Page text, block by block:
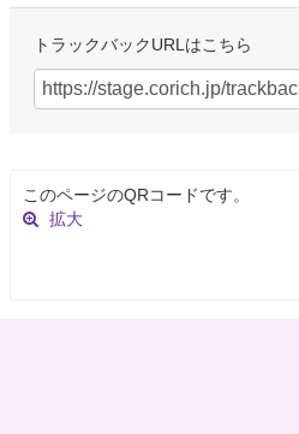
トラックバックURLはこちら
このページのQRコードです。
拡大